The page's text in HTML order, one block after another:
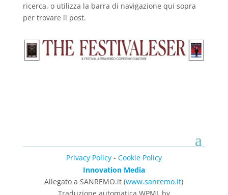
ricerca, o utilizza la barra di navigazione qui sopra
per trovare il post.
Privacy Policy- Cookie Policy
Innovation Media
Allegato a SANREMO.it (www.sanremo.it)
Traduzione automatica WPML by